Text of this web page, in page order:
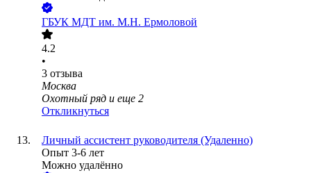
ГБУК МДТ им. М.Н. Ермоловой
4.2
•
3 отзыва
Москва
Охотный ряд и еще 2
Откликнуться
Личный ассистент руководителя (Удаленно)
Опыт 3-6 лет
Можно удалённо